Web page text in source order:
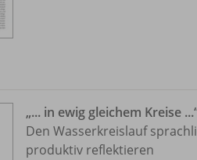
„... in ewig gleichem Kreise
Den Wasserkreislauf
produktiv reflektieren